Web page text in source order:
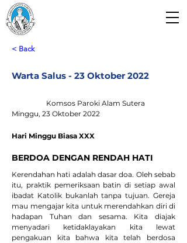
< Back
Warta Salus - 23 Oktober 2022
Komsos Paroki Alam Sutera
Minggu, 23 Oktober 2022
Hari Minggu Biasa XXX
BERDOA DENGAN RENDAH HATI
Kerendahan hati adalah dasar doa. Oleh sebab
itu, praktik pemeriksaan batin di setiap awal
ibadat Katolik bukanlah tanpa tujuan. Gereja
mau mengajar kita untuk merendahkan diri di
hadapan Tuhan dan sesama. Kita diajak
menyadari ketidaklayakan kita lewat
pengakuan kita bahwa kita telah berdosa